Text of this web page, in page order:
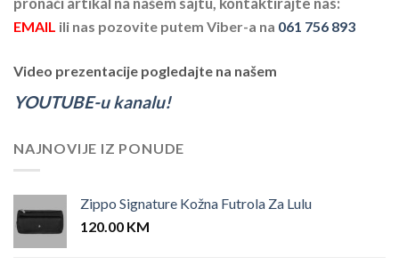
EMAIL ili nas pozovite putem Viber-a na 061 756 893
Video prezentacije pogledajte na našem
YOUTUBE-u kanalu!
NAJNOVIJE IZ PONUDE
Zippo Signature Kožna Futrola Za Lulu
120.00 KM